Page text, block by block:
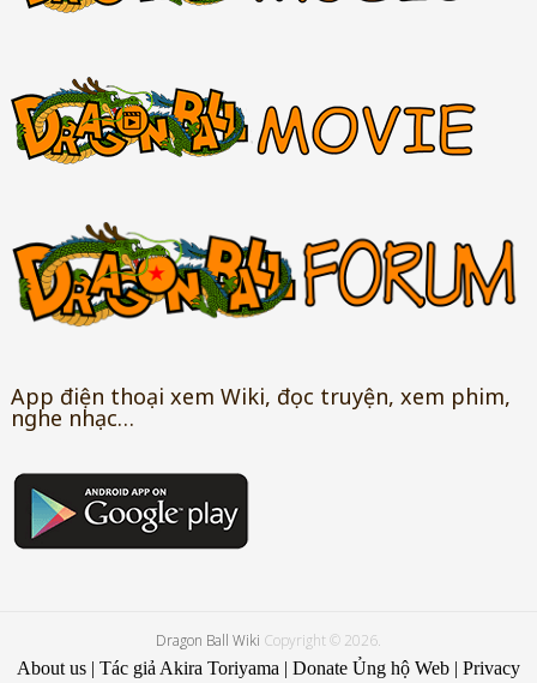
App điện thoại xem Wiki, đọc truyện, xem phim,
nghe nhạc…
Dragon Ball Wiki Copyright © 2026.
About us| Tác giả Akira Toriyama | Donate Ủng hộ Web| Privacy